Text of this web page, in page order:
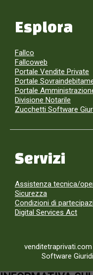
Esplora
Fallco
Fallcoweb
Portale Vendite Private
Portale
Portale
Divisione Notarile
Zucchetti Software
Servizi
Assistenza tecnica/
Sicurezza
Condizioni di
Digital Services Act
Software